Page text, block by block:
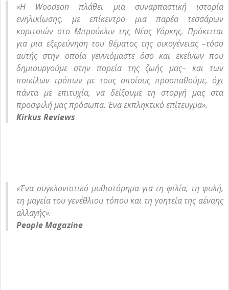
«Η Woodson πλάθει μια συναρπαστική ιστορία
ενηλικίωσης, με επίκεντρο μια παρέα τεσσάρων
κοριτσιών στο Μπρούκλιν της Νέας Υόρκης. Πρόκειται
για μια εξερεύνηση του θέματος της οικογένειας –τόσο
αυτής στην οποία γεννιόμαστε όσο και εκείνων που
δημιουργούμε στην πορεία της ζωής μας– και των
ποικίλων τρόπων με τους οποίους προσπαθούμε, όχι
πάντα με επιτυχία, να δείξουμε τη στοργή μας στα
προσφιλή μας πρόσωπα. Ένα εκπληκτικό επίτευγμα».
Kirkus Reviews
«Ένα συγκλονιστικό μυθιστόρημα για τη φιλία, τη φυλή,
τη μαγεία του γενέθλιου τόπου και τη γοητεία της αέναης
αλλαγής».
People Magazine